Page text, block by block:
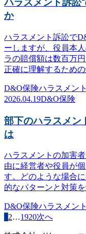
ハラスメント訴訟
か
ハラスメント訴訟で
ーしますが、役員本
ラの賠償額は数百万
正確に理解するため
D&O保険ハラスメント
2026.04.19D&O保険
部下のハラスメン
は
ハラスメントの加害
由に経営者や役員が
す。どのような場合
的なパターンと対策
D&O保険ハラスメント
1 2…1920次へ